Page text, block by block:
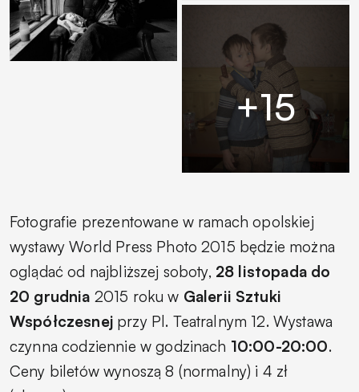
Fotografie prezentowane w ramach opolskiej
wystawy World Press Photo 2015 będzie można
oglądać od najbliższej soboty, 28 listopada do
20 grudnia 2015 roku w Galerii Sztuki
Współczesnejprzy Pl. Teatralnym 12. Wystawa
czynna codziennie w godzinach 10:00-20:00.
Ceny biletów wynoszą 8 (normalny) i 4 zł